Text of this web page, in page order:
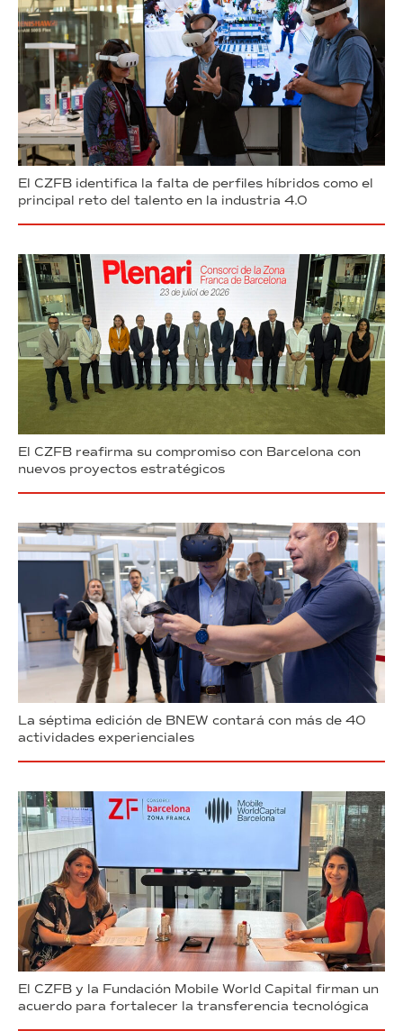
El CZFB identifica la falta de perfiles híbridos como el
principal reto del talento en la industria 4.0
El CZFB reafirma su compromiso con Barcelona con
nuevos proyectos estratégicos
La séptima edición de BNEW contará con más de 40
actividades experienciales
El CZFB y la Fundación Mobile World Capital firman un
acuerdo para fortalecer la transferencia tecnológica